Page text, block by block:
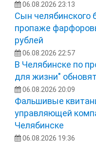
06.08.2026 23:13
Сын челябинского
пропаже
рублей
06.08.2026 22:57
В Челябинске по
для жизни"
06.08.2026 20:09
Фальшивые
управляющей
Челябинске
06.08.2026 19:36